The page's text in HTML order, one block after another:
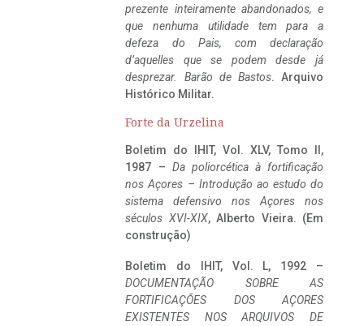
prezente inteiramente abandonados, e
que nenhuma utilidade tem para a
defeza do Pais, com declaração
d’aquelles que se podem desde já
desprezar. Barão de Bastos. Arquivo
Histórico Militar.
Forte da Urzelina
Boletim do IHIT, Vol. XLV, Tomo II,
1987 – Da poliorcética à fortificação
nos Açores – Introdução ao estudo do
sistema defensivo nos Açores nos
séculos XVI-XIX, Alberto Vieira. (Em
construção)
Boletim do IHIT, Vol. L, 1992 –
DOCUMENTAÇÃO SOBRE AS
FORTIFICAÇÕES DOS AÇORES
EXISTENTES NOS ARQUIVOS DE